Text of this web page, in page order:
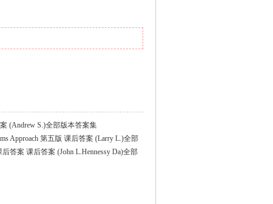
(Andrew S.)全部版本答案集
Approach 第五版 课后答案 (Larry L.)全部
后答案 课后答案 (John L.Hennessy Da)全部